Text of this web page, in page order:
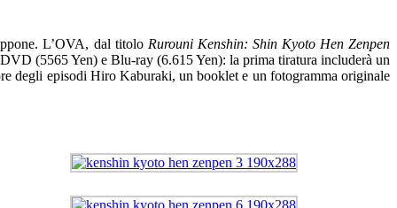
L’OVA, dal titolo Rurouni Kenshin: Shin Kyoto Hen Zenpen
(5565 Yen) e Blu-ray (6.615 Yen): la prima tiratura includerà un
degli episodi Hiro Kaburaki, un booklet e un fotogramma originale